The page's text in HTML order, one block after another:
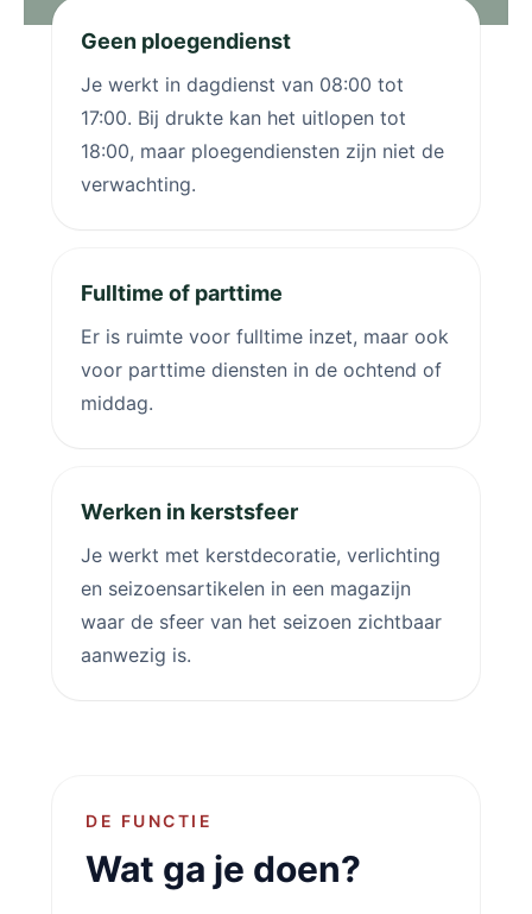
Geen ploegendienst
Je werkt in dagdienst van 08:00 tot
17:00. Bij drukte kan het uitlopen tot
18:00, maar ploegendiensten zijn niet de
verwachting.
Fulltime of parttime
Er is ruimte voor fulltime inzet, maar ook
voor parttime diensten in de ochtend of
middag.
Werken in kerstsfeer
Je werkt met kerstdecoratie, verlichting
en seizoensartikelen in een magazijn
waar de sfeer van het seizoen zichtbaar
aanwezig is.
DE FUNCTIE
Wat ga je doen?